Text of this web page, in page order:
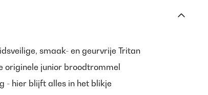
smaak- en geurvrije Tritan
originele junior broodtrommel
- hier blijft alles in het blikje